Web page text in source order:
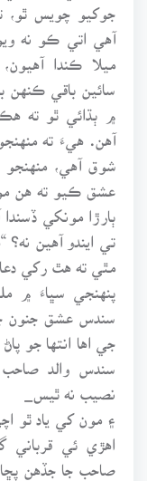
جوکيو چويس ٿو،
آهي اتي ڪو نه
ميلا ڪندا
سائين باقي ڪنهن
آهن. هيءَ ته
شوق آهي،
عشق ڪيو ته هن
ٻارڙا مونکي
تي ايندو آهين
مٿي ته هٿ رکي
پنهنجي سڀاءَ ۾
سندس عشق جنون
جي اها انتها جو
سندس والد
۽ مون کي ياد ٿو
اهڙي ئي قرباني
صاحب جا جڏهن